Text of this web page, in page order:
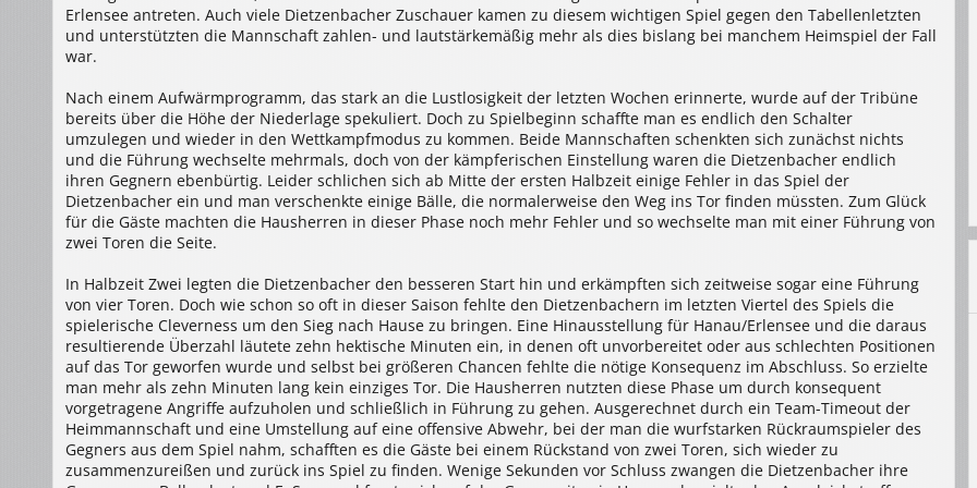
Erlensee antreten. Auch viele Dietzenbacher Zuschauer kamen zu diesem wichtigen Spiel gegen den Tabellenletzten
und unterstützten die Mannschaft zahlen- und lautstärkemäßig mehr als dies bislang bei manchem Heimspiel der Fall
war.
Nach einem Aufwärmprogramm, das stark an die Lustlosigkeit der letzten Wochen erinnerte, wurde auf der Tribüne
bereits über die Höhe der Niederlage spekuliert. Doch zu Spielbeginn schaffte man es endlich den Schalter
umzulegen und wieder in den Wettkampfmodus zu kommen. Beide Mannschaften schenkten sich zunächst nichts
und die Führung wechselte mehrmals, doch von der kämpferischen Einstellung waren die Dietzenbacher endlich
ihren Gegnern ebenbürtig. Leider schlichen sich ab Mitte der ersten Halbzeit einige Fehler in das Spiel der
Dietzenbacher ein und man verschenkte einige Bälle, die normalerweise den Weg ins Tor finden müssten. Zum Glück
für die Gäste machten die Hausherren in dieser Phase noch mehr Fehler und so wechselte man mit einer Führung von
zwei Toren die Seite.
In Halbzeit Zwei legten die Dietzenbacher den besseren Start hin und erkämpften sich zeitweise sogar eine Führung
von vier Toren. Doch wie schon so oft in dieser Saison fehlte den Dietzenbachern im letzten Viertel des Spiels die
spielerische Cleverness um den Sieg nach Hause zu bringen. Eine Hinausstellung für Hanau/Erlensee und die daraus
resultierende Überzahl läutete zehn hektische Minuten ein, in denen oft unvorbereitet oder aus schlechten Positionen
auf das Tor geworfen wurde und selbst bei größeren Chancen fehlte die nötige Konsequenz im Abschluss. So erzielte
man mehr als zehn Minuten lang kein einziges Tor. Die Hausherren nutzten diese Phase um durch konsequent
vorgetragene Angriffe aufzuholen und schließlich in Führung zu gehen. Ausgerechnet durch ein Team-Timeout der
Heimmannschaft und eine Umstellung auf eine offensive Abwehr, bei der man die wurfstarken Rückraumspieler des
Gegners aus dem Spiel nahm, schafften es die Gäste bei einem Rückstand von zwei Toren, sich wieder zu
zusammenzureißen und zurück ins Spiel zu finden. Wenige Sekunden vor Schluss zwangen die Dietzenbacher ihre